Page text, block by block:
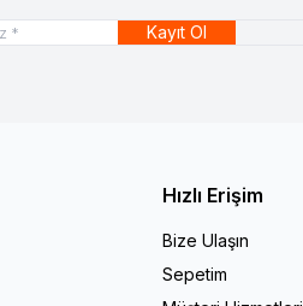
Kayıt Ol
Hızlı Erişim
Bize Ulaşın
Sepetim